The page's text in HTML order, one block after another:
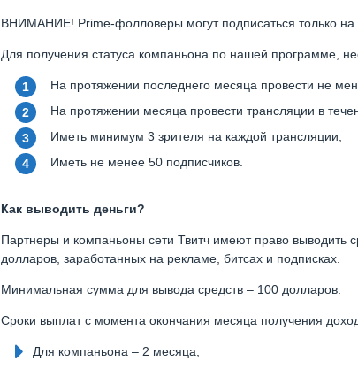
ВНИМАНИЕ! Prime-фолловеры могут подписаться только на
Для получения статуса компаньона по нашей программе,
На протяжении последнего месяца провести не
На протяжении месяца провести трансляции в
Иметь минимум 3 зрителя на каждой трансляции;
Иметь не менее 50 подписчиков.
Как выводить деньги?
Партнеры и компаньоны сети Твитч имеют право выводить
долларов, заработанных на рекламе, битсах и подписках.
Минимальная сумма для вывода средств – 100 долларов.
Сроки выплат с момента окончания месяца получения
Для компаньона – 2 месяца;